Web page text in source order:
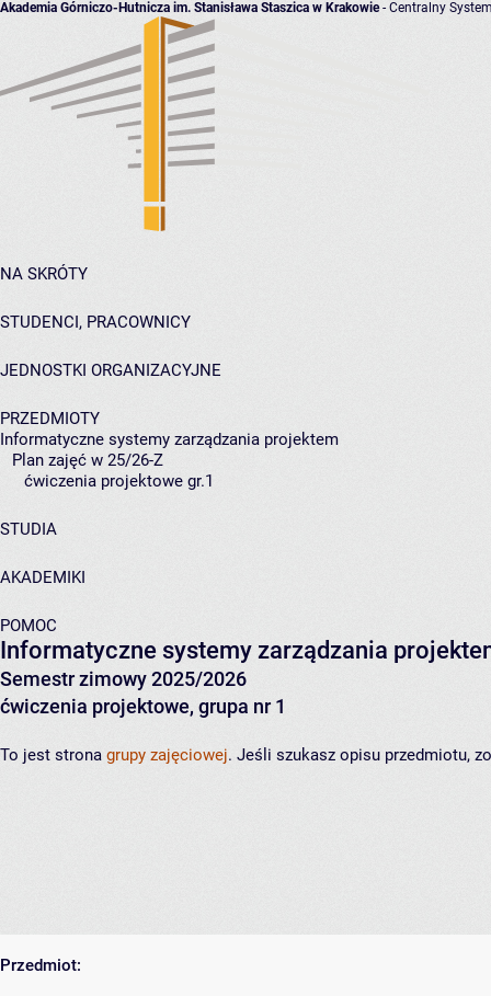
Akademia Górniczo-Hutnicza im. Stanisława Staszica w Krakowie- Centralny
NA SKRÓTY
STUDENCI, PRACOWNICY
JEDNOSTKI ORGANIZACYJNE
PRZEDMIOTY
Informatyczne systemy zarządzania projektem
Plan zajęć w 25/26-Z
ćwiczenia projektowe gr.1
STUDIA
AKADEMIKI
POMOC
Informatyczne systemy zarządzania
Semestr zimowy 2025/2026
ćwiczenia projektowe, grupa nr 1
To jest strona grupy zajęciowej. Jeśli szukasz opisu przedmiotu,
Przedmiot: